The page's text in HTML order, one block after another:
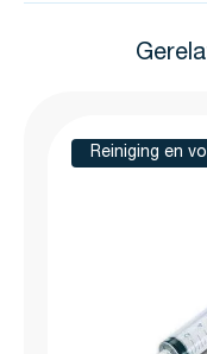
Reiniging en